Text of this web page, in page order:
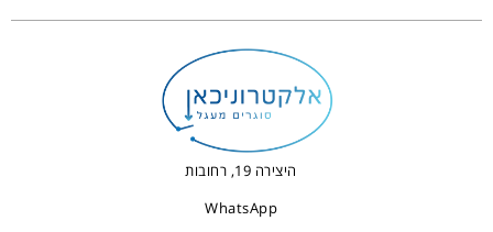
היצירה 19, רחובות
WhatsApp